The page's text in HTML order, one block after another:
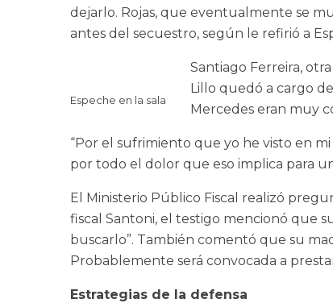
dejarlo. Rojas, que eventualmente se
antes del secuestro, según le refirió a
Espeche en la sala
Santiago Ferreira,
Lillo quedó a cargo
Mercedes eran muy
“Por el sufrimiento que yo he visto en
por todo el dolor que eso implica para
El Ministerio Público Fiscal realizó
fiscal Santoni, el testigo mencionó que
buscarlo”. También comentó que su
Probablemente será convocada a
Estrategias de la defensa